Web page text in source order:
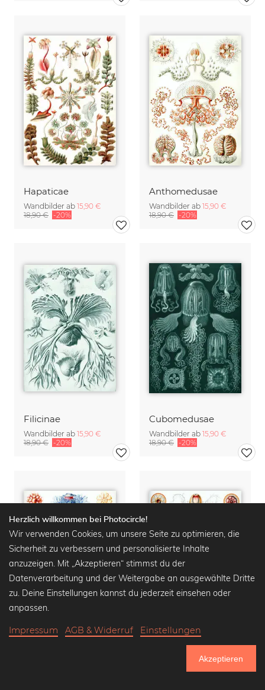
Hapaticae
Wandbilder ab 15,90 €
18,90 € -20%
Anthomedusae
Wandbilder ab 15,90 €
18,90 € -20%
Filicinae
Wandbilder ab 15,90 €
18,90 € -20%
Cubomedusae
Wandbilder ab 15,90 €
18,90 € -20%
Siphonophorae 2
Wandbilder ab15,90 €
-20%
Herzlich willkommen bei Photocircle!
Wir verwenden Cookies, um unsere Seite zu optimieren, die
Sicherheit zu verbessern und personalisierte Inhalte
anzuzeigen. Mit „Akzeptieren“ stimmst du der
Datenverarbeitung und der Weitergabe an ausgewählte Dritte
zu. Deine Einstellungen kannst du jederzeit einsehen oder
anpassen.
Impressum AGB & Widerruf Einstellungen
Akzeptieren